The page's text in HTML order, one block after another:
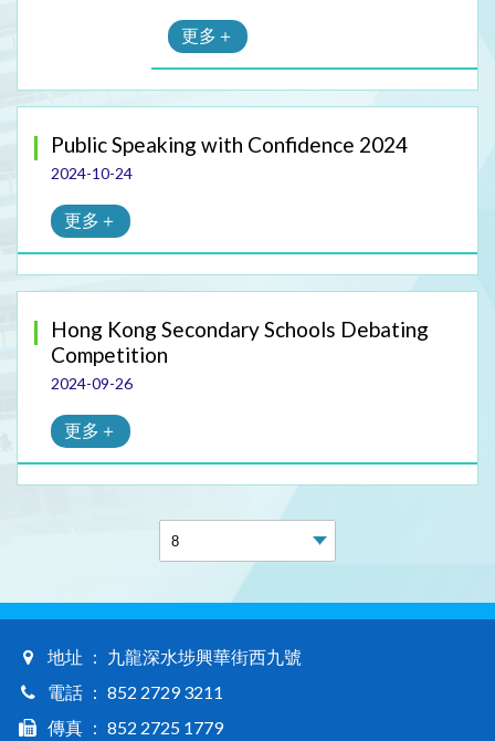
更多＋
Public Speaking with Confidence 2024
2024-10-24
更多＋
Hong Kong Secondary Schools Debating
Competition
2024-09-26
更多＋
地址 ： 九龍深水埗興華街西九號
電話 ： 852 2729 3211
傳真 ： 852 2725 1779